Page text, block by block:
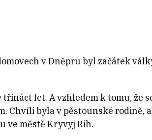
v Dněpru byl začátek
let. A vzhledem k tomu, že
Chvíli byla v pěstounské
ve městě Kryvyj Rih.